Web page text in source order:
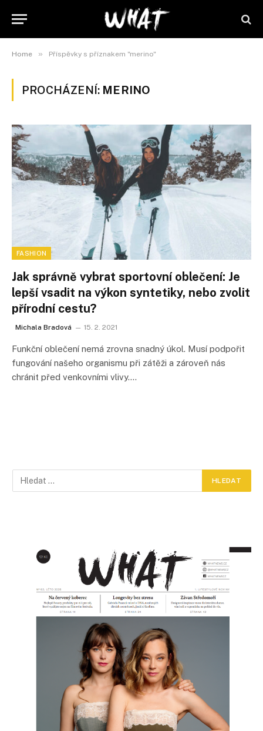
Home » Příspěvky s příznakem "merino"
PROCHÁZENÍ: MERINO
FASHION
Jak správně vybrat sportovní oblečení: Je
lepší vsadit na výkon syntetiky, nebo zvolit
přírodní cestu?
Michala Bradová 15. 2. 2021
Funkční oblečení nemá zrovna snadný úkol. Musí podpořit
fungování našeho organismu při zátěži a zároveň nás
chránit před venkovními vlivy.…